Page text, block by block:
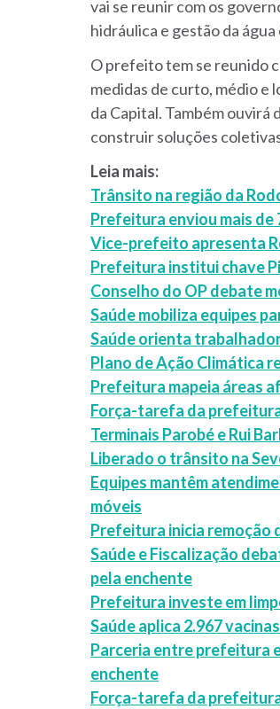
vai se reunir com os
hidráulica e gestão da
O prefeito tem se reunido
medidas de curto, médio e
da Capital. Também ouvirá
construir soluções
Leia mais:
Trânsito na região da
Prefeitura enviou mais
Vice-prefeito apresenta
Prefeitura institui chave
Conselho do OP debate
Saúde mobiliza equipes
Saúde orienta
Plano de Ação Climática
Prefeitura mapeia áreas
Força-tarefa da
Terminais Parobé e Rui
Liberado o trânsito na
Equipes mantêm
móveis
Prefeitura inicia
Saúde e Fiscalização
pela enchente
Prefeitura investe em
Saúde aplica 2.967
Parceria entre prefeitura
enchente
Força-tarefa da